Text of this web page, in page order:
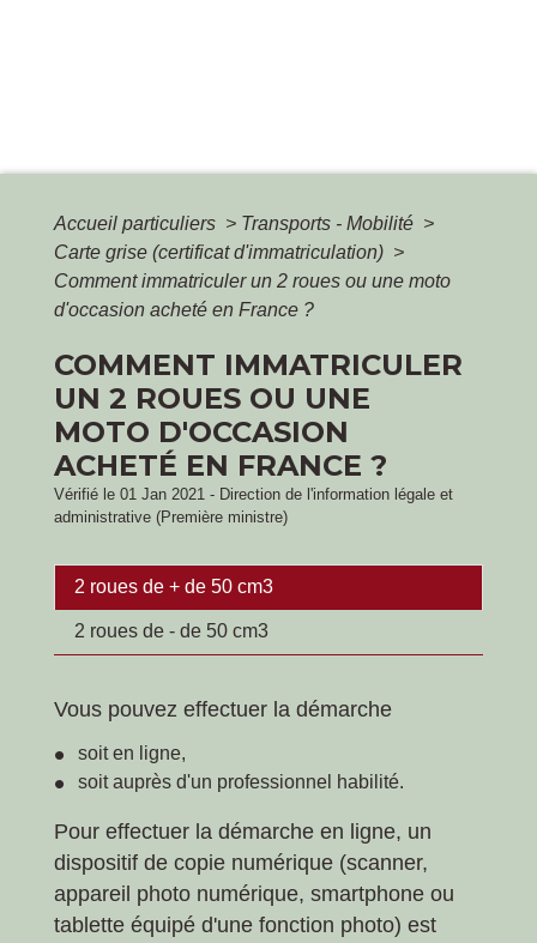
Accueil particuliers > Transports - Mobilité >
Carte grise (certificat d'immatriculation) >
Comment immatriculer un 2 roues ou une moto
d'occasion acheté en France ?
COMMENT IMMATRICULER
UN 2 ROUES OU UNE
MOTO D'OCCASION
ACHETÉ EN FRANCE ?
Vérifié le 01 Jan 2021 - Direction de l'information légale et
administrative (Première ministre)
2 roues de + de 50 cm3
2 roues de - de 50 cm3
Vous pouvez effectuer la démarche
soit en ligne,
soit auprès d'un professionnel habilité.
Pour effectuer la démarche en ligne, un
dispositif de copie numérique (scanner,
appareil photo numérique, smartphone ou
tablette équipé d'une fonction photo) est